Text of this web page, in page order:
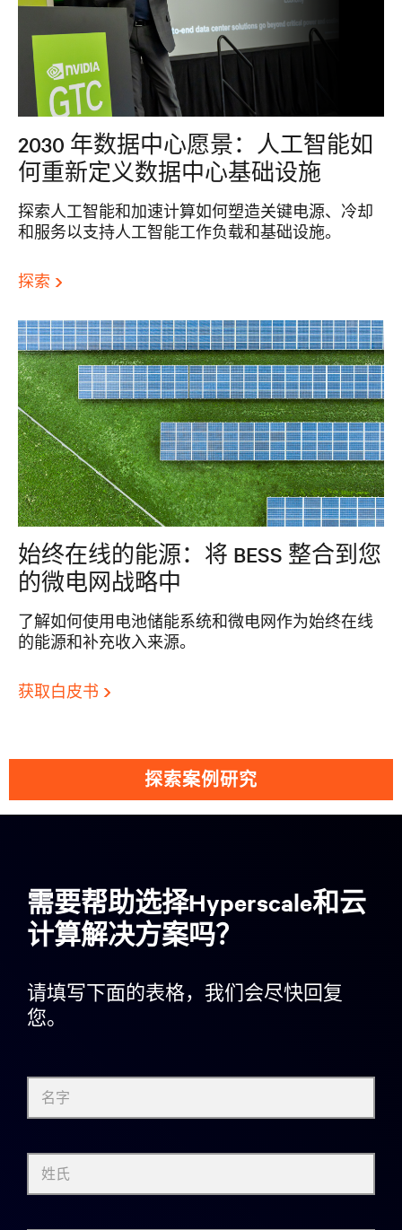
2030 年数据中心愿景：人工智能如
何重新定义数据中心基础设施
探索人工智能和加速计算如何塑造关键电源、冷却
和服务以支持人工智能工作负载和基础设施。
探索
始终在线的能源：将 BESS 整合到您
的微电网战略中
了解如何使用电池储能系统和微电网作为始终在线
的能源和补充收入来源。
获取白皮书
探索案例研究
需要帮助选择Hyperscale和云
计算解决方案吗？
请填写下面的表格，我们会尽快回复
您。
名字
姓氏